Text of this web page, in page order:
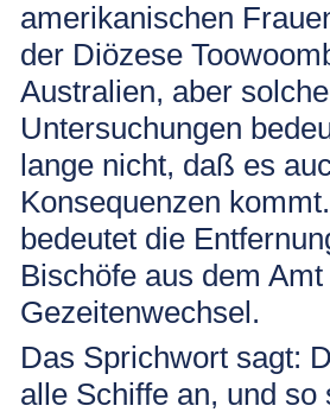
amerikanischen
der Diözese
Australien, aber solche
Untersuchungen
lange nicht, daß es
Konsequenzen
bedeutet die
Bischöfe aus dem
Gezeitenwechsel.
Das Sprichwort sagt:
alle Schiffe an, und so